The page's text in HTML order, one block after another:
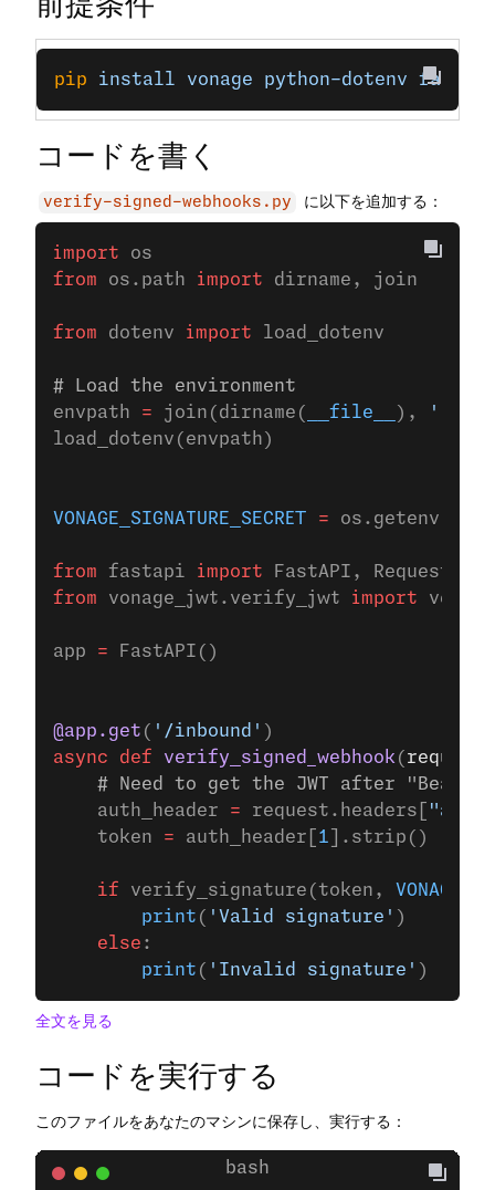
pip install vonage python-dotenv
コードを書く
verify-signed-webhooks.py に以下を追加する：
import os
from os.path import dirname, join
from dotenv import load_dotenv
# Load the environment
envpath = join(dirname( __file__ ),
'../
load_dotenv(envpath)
VONAGE_SIGNATURE_SECRET = os.getenv(
from fastapi import FastAPI, Request
from vonage_jwt.verify_jwt import
app = FastAPI()
@app.get ( '/inbound' )
async def verify_signed_webhook ( request
# Need to get the JWT after "Bearer
    auth_header
= request.headers[
    token
= auth_header[ 1 ].strip()
    if
verify_signature(token,
        print
( 'Valid signature' )
    else
:
        print
( 'Invalid signature' )
全文を見る
コードを実行する
このファイルをあなたのマシンに保存し、実行する：